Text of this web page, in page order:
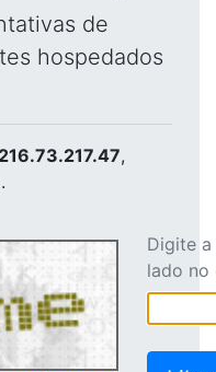
de
hospedados
216.73.217.47,
Digite
lado no